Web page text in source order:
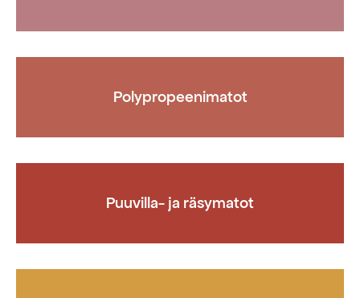
Polypropeenimatot
Puuvilla- ja räsymatot